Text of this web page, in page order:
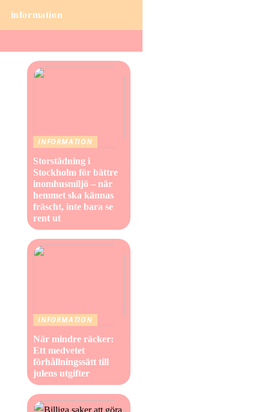
information
INFORMATION
Storstädning i
Stockholm för bättre
inomhusmiljö – när
hemmet ska kännas
fräscht, inte bara se
rent ut
INFORMATION
När mindre räcker:
Ett medvetet
förhållningssätt till
julens utgifter